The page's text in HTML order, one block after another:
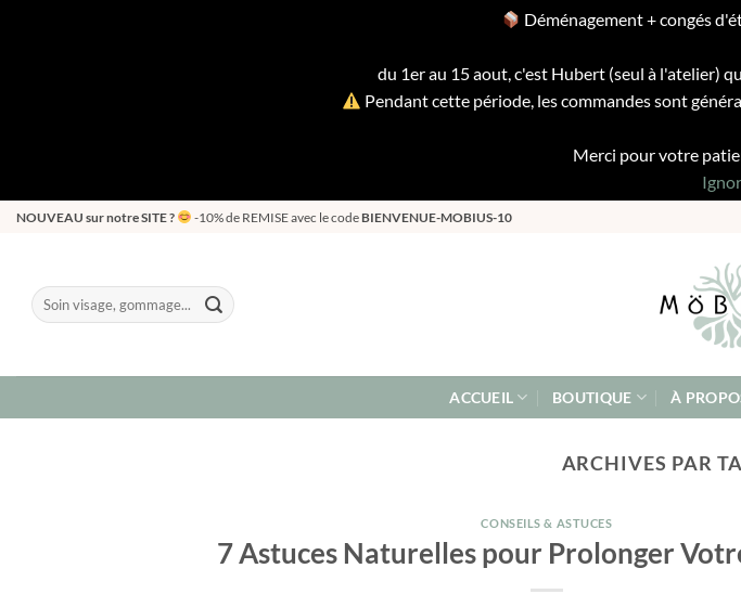
Déménagement + congés
du 1er au 15 aout, c'est Hubert (seul à l'atelier)
Pendant cette période, les commandes sont
Merci pour votre
Passer
NOUVEAU sur notre SITE ? -10% de REMISE avec le code BIENVENUE-MOBIUS-10
Recherche
pour :
ACCUEIL BOUTIQUE À
ARCHIVES PAR
CONSEILS & ASTUCES
7 Astuces Naturelles pour Prolonger